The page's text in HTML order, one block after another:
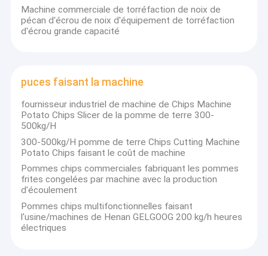
Machine commerciale de torréfaction de noix de
pécan d'écrou de noix d'équipement de torréfaction
d'écrou grande capacité
puces faisant la machine
fournisseur industriel de machine de Chips Machine
Potato Chips Slicer de la pomme de terre 300-
500kg/H
300-500kg/H pomme de terre Chips Cutting Machine
Potato Chips faisant le coût de machine
Pommes chips commerciales fabriquant les pommes
frites congelées par machine avec la production
d'écoulement
Pommes chips multifonctionnelles faisant
l'usine/machines de Henan GELGOOG 200 kg/h heures
électriques